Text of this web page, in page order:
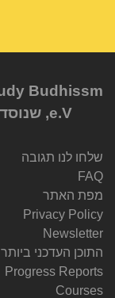
e.V, שנוסד על ידי Dr. Alexander Berzin
שלחו לנו תגובה
FAQ
מפת האתר
Privacy Policy
Newsletter
התוכן העדכני ביותר
Progress Reports
Courses